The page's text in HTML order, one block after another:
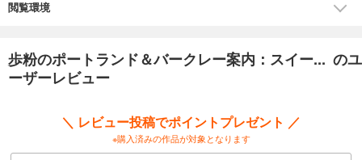
閲覧環境
歩粉のポートランド＆バークレー案内：スイー... のユ
ーザーレビュー
＼ レビュー投稿でポイントプレゼント ／
※購入済みの作品が対象となります